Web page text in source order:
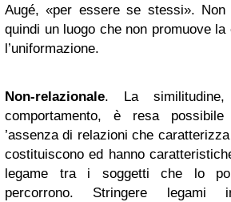
Augé, «per essere se stessi». Non
quindi un luogo che non promuove
l’uniformazione.
Non-relazionale. La
comportamento, è resa
’assenza di relazioni che
costituiscono ed hanno
legame tra i soggetti che lo
percorrono. Stringere legami